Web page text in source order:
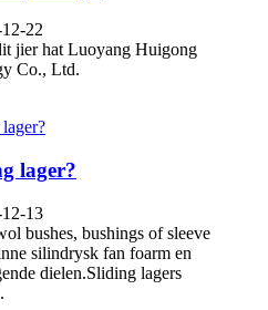
22
jier hat Luoyang Huigong
Co., Ltd.
lager?
13
bushes, bushings of sleeve
silindrysk fan foarm en
dielen.Sliding lagers